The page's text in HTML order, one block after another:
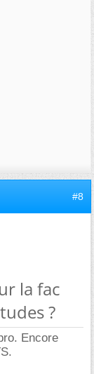
#8
la fac
?
Encore